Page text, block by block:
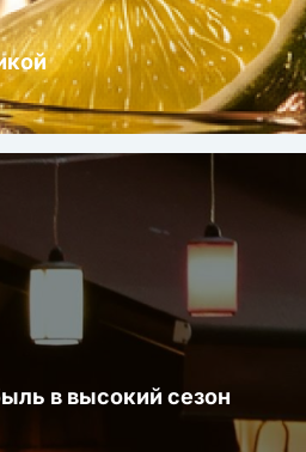
в высокий сезон